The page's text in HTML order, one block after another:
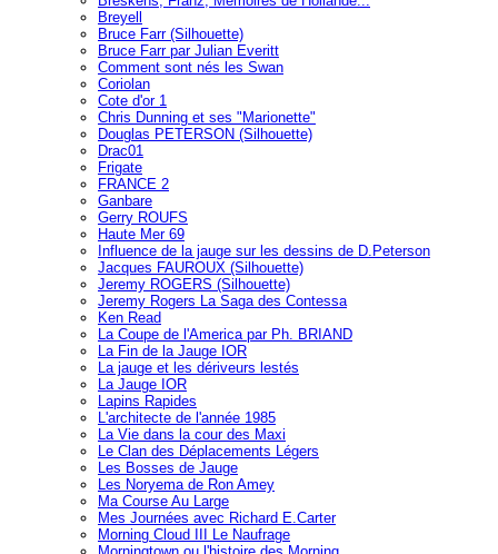
Breyell
Bruce Farr (Silhouette)
Bruce Farr par Julian Everitt
Comment sont nés les Swan
Coriolan
Cote d'or 1
Chris Dunning et ses "Marionette"
Douglas PETERSON (Silhouette)
Drac01
Frigate
FRANCE 2
Ganbare
Gerry ROUFS
Haute Mer 69
Influence de la jauge sur les dessins de D.Peterson
Jacques FAUROUX (Silhouette)
Jeremy ROGERS (Silhouette)
Jeremy Rogers La Saga des Contessa
Ken Read
La Coupe de l'America par Ph. BRIAND
La Fin de la Jauge IOR
La jauge et les dériveurs lestés
La Jauge IOR
Lapins Rapides
L'architecte de l'année 1985
La Vie dans la cour des Maxi
Le Clan des Déplacements Légers
Les Bosses de Jauge
Les Noryema de Ron Amey
Ma Course Au Large
Mes Journées avec Richard E.Carter
Morning Cloud III Le Naufrage